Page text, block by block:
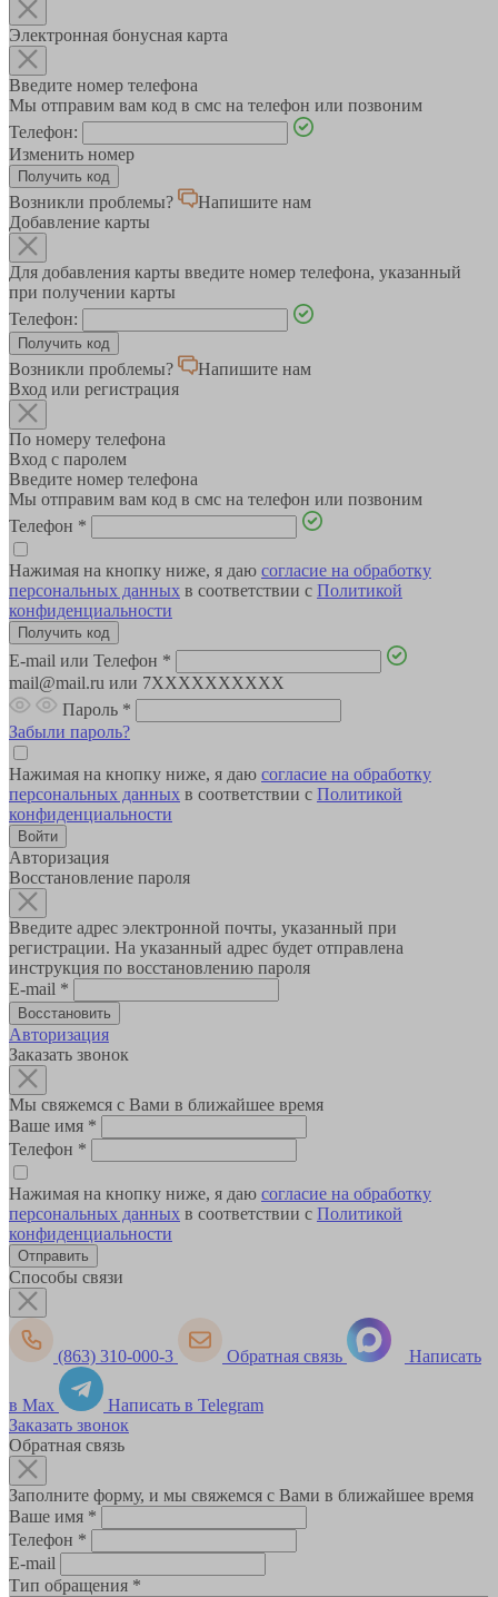
Электронная бонусная карта
Введите номер телефона
Мы отправим вам код в смс на телефон или позвоним
Телефон:
Изменить номер
Возникли проблемы?
Напишите нам
Добавление карты
Для добавления карты введите номер телефона, указанный
при получении карты
Телефон:
Возникли проблемы?
Напишите нам
Вход или регистрация
По номеру телефона
Вход с паролем
Введите номер телефона
Мы отправим вам код в смс на телефон или позвоним
Телефон *
Нажимая на кнопку ниже, я даю согласие на обработку
персональных данных в соответствии с Политикой
конфиденциальности
E-mail или Телефон *
mail@mail.ru или 7XXXXXXXXXX
Пароль *
Забыли пароль?
Нажимая на кнопку ниже, я даю согласие на обработку
персональных данных в соответствии с Политикой
конфиденциальности
Авторизация
Восстановление пароля
Введите адрес электронной почты, указанный при
регистрации. На указанный адрес будет отправлена
инструкция по восстановлению пароля
E-mail *
Авторизация
Заказать звонок
Мы свяжемся с Вами в ближайшее время
Ваше имя *
Телефон *
Нажимая на кнопку ниже, я даю согласие на обработку
персональных данных в соответствии с Политикой
конфиденциальности
Способы связи
(863) 310-000-3 Обратная связь Написать
в Max
Написать в Telegram
Заказать звонок
Обратная связь
Заполните форму, и мы свяжемся с Вами в ближайшее время
Ваше имя *
Телефон *
E-mail
Тип обращения *